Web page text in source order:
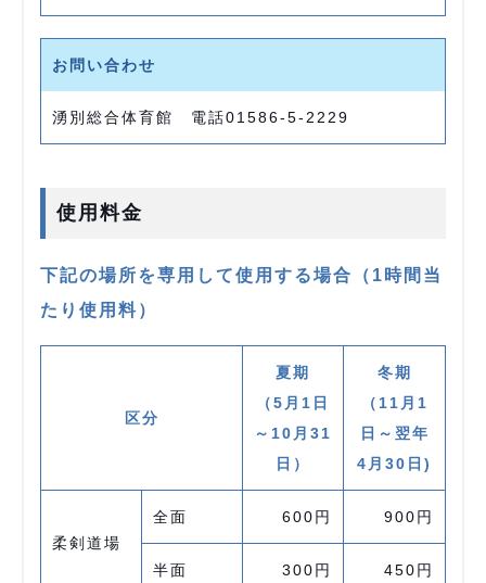
お問い合わせ
湧別総合体育館 電話01586‐5‐2229
使用料金
下記の場所を専用して使用する場合（1時間当
たり使用料）
区分
夏期
（5月1日
～10月31
日）
冬期
（11月1
日～翌年
4月30日)
柔剣道場
全面 600円 900円
半面 300円 450円